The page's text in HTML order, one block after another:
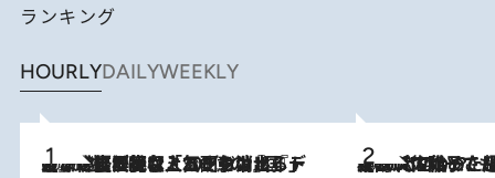
ランキング
HOURLYDAILYWEEKLY
2026.8.5
【なぜ吉沢亮は「気配を消せる」のか？】興行収入208億の『国宝』を経て挑むミュージカル『ディア・エヴァン・ハンセン』。トップ俳優が舞台上でさらけ出した“孤独”とは 2026.8.5
【阿川佐和子さんの年とる力】なぜ70代で始めた趣味は“こんなに楽しい”のか？ ピアノ、俳句…スランプに陥っても続けられる“ある秘訣”とは